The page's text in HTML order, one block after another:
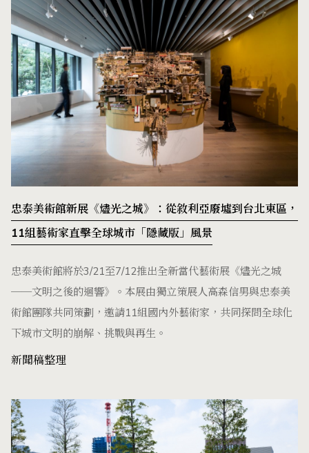
忠泰美術館新展《燼光之城》：從敘利亞廢墟到台北東區，
11組藝術家直擊全球城市「隱藏版」風景
忠泰美術館將於3/21至7/12推出全新當代藝術展《燼光之城
──文明之後的迴響》。本展由獨立策展人高森信男與忠泰美
術館團隊共同策劃，邀請11組國內外藝術家，共同探問全球化
下城市文明的崩解、挑戰與再生。
新聞稿整理